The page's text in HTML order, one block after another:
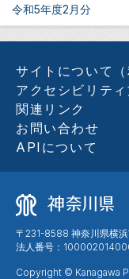
令和5年度2月分
サイトについて（
アクセシビリテ
関連リンク
お問い合わせ
APIについて
〒231-8588 神奈川県横
法人番号：
Copyright © Kanagawa